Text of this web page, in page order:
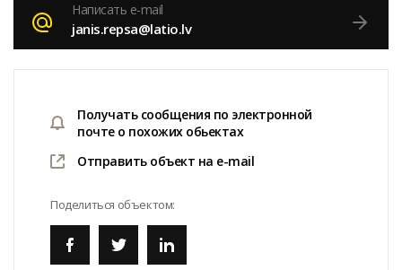
Написать e-mail
janis.repsa@latio.lv
Получать сообщения по электронной
почте о похожих обьектах
Отправить объект на e-mail
Поделиться объектом: